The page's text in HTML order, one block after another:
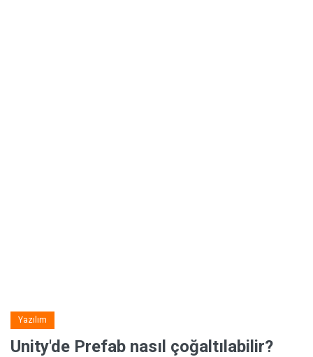
Yazılım
Unity'de Prefab nasıl çoğaltılabilir?